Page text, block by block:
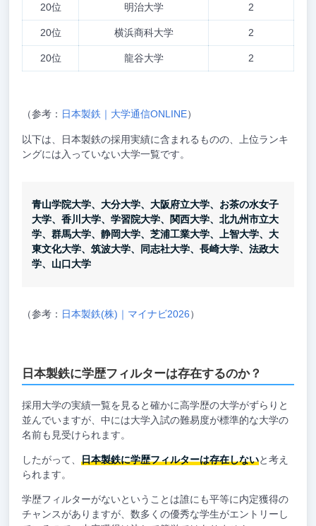
20位 明治大学 2
20位 横浜商科大学 2
20位 龍谷大学 2
（参考： 日本製鉄｜大学通信ONLINE）
以下は、日本製鉄の採用実績に含まれるものの、上位ランキ
ングには入っていない大学一覧です。
青山学院大学、大分大学、大阪府立大学、お茶の水女子
大学、香川大学、学習院大学、関西大学、北九州市立大
学、群馬大学、静岡大学、芝浦工業大学、上智大学、大
東文化大学、筑波大学、同志社大学、長崎大学、法政大
学、山口大学
（参考： 日本製鉄(株)｜マイナビ2026）
日本製鉄に学歴フィルターは存在するのか？
採用大学の実績一覧を見ると確かに高学歴の大学がずらりと
並んでいますが、中には大学入試の難易度が標準的な大学の
名前も見受けられます。
したがって、 日本製鉄に学歴フィルターは存在しないと考え
られます。
学歴フィルターがないということは誰にも平等に内定獲得の
チャンスがありますが、数多くの優秀な学生がエントリーし